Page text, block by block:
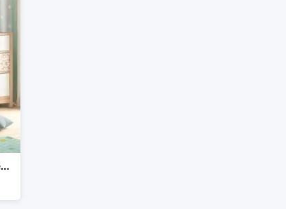
Mebelki do pokoju niemowlęcego do -25% w Black Red White